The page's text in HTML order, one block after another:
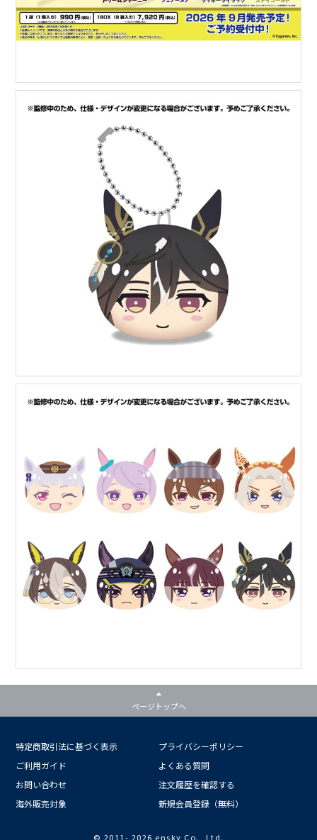
ページトップへ
特定商取引法に基づく表示
プライバシーポリシー
ご利用ガイド
よくある質問
お問い合わせ
注文履歴を確認する
海外販売対象
新規会員登録（無料）
© 2011- 2026 ensky Co., Ltd.